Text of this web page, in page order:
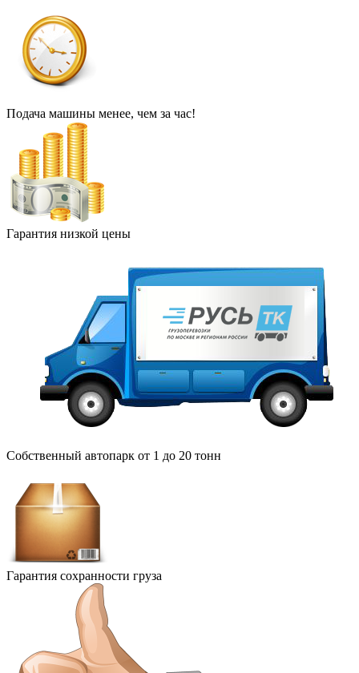
Подача машины менее, чем за час!
Гарантия низкой цены
Собственный автопарк от 1 до 20 тонн
Гарантия сохранности груза